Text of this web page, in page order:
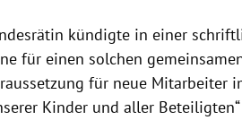
kündigte in einer
für einen solchen
für neue Mitarbeiter
Kinder und aller